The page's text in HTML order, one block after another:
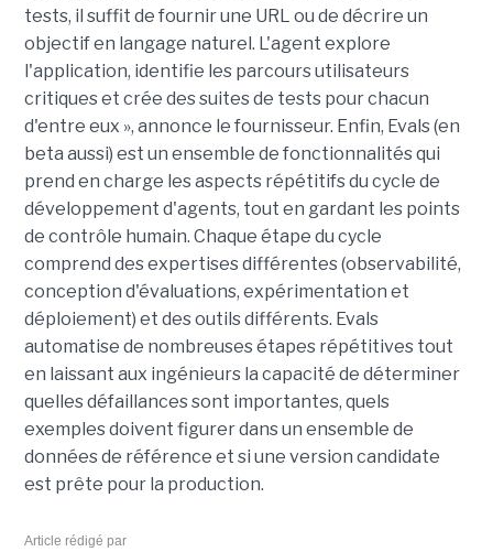
tests, il suffit de fournir une URL ou de décrire un
objectif en langage naturel. L'agent explore
l'application, identifie les parcours utilisateurs
critiques et crée des suites de tests pour chacun
d'entre eux », annonce le fournisseur. Enfin, Evals (en
beta aussi) est un ensemble de fonctionnalités qui
prend en charge les aspects répétitifs du cycle de
développement d'agents, tout en gardant les points
de contrôle humain. Chaque étape du cycle
comprend des expertises différentes (observabilité,
conception d'évaluations, expérimentation et
déploiement) et des outils différents. Evals
automatise de nombreuses étapes répétitives tout
en laissant aux ingénieurs la capacité de déterminer
quelles défaillances sont importantes, quels
exemples doivent figurer dans un ensemble de
données de référence et si une version candidate
est prête pour la production.
Article rédigé par